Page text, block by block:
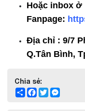
Hoặc inbox ở
Fanpage:
Địa chỉ : 9/7
Q.Tân Bình,
Chia sẻ:
ShareFacebook
Twitter